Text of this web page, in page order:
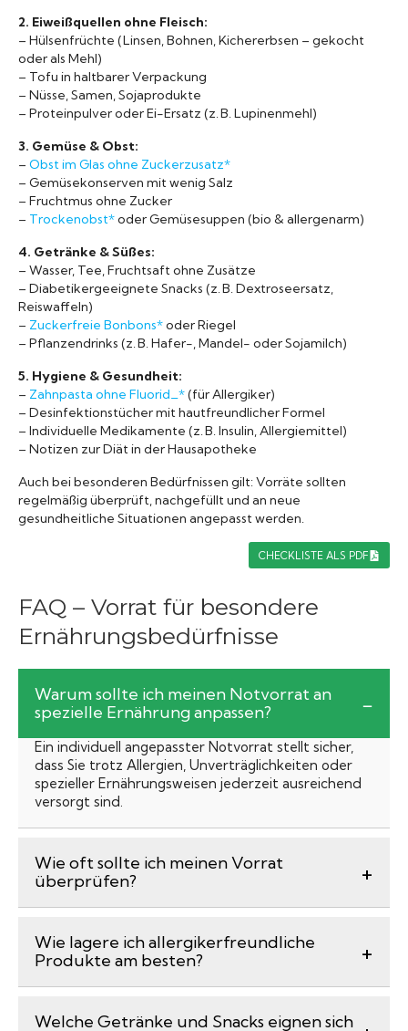
2. Eiweißquellen ohne Fleisch:
– Hülsenfrüchte (Linsen, Bohnen, Kichererbsen – gekocht
oder als Mehl)
– Tofu in haltbarer Verpackung
– Nüsse, Samen, Sojaprodukte
– Proteinpulver oder Ei-Ersatz (z. B. Lupinenmehl)
3. Gemüse & Obst:
– Obst im Glas ohne Zuckerzusatz*
– Gemüsekonserven mit wenig Salz
– Fruchtmus ohne Zucker
– Trockenobst*oder Gemüsesuppen (bio & allergenarm)
4. Getränke & Süßes:
– Wasser, Tee, Fruchtsaft ohne Zusätze
– Diabetikergeeignete Snacks (z. B. Dextroseersatz,
Reiswaffeln)
– Zuckerfreie Bonbons*oder Riegel
– Pflanzendrinks (z. B. Hafer-, Mandel- oder Sojamilch)
5. Hygiene & Gesundheit:
– Zahnpasta ohne Fluorid_*(für Allergiker)
– Desinfektionstücher mit hautfreundlicher Formel
– Individuelle Medikamente (z. B. Insulin, Allergiemittel)
– Notizen zur Diät in der Hausapotheke
Auch bei besonderen Bedürfnissen gilt: Vorräte sollten
regelmäßig überprüft, nachgefüllt und an neue
gesundheitliche Situationen angepasst werden.
CHECKLISTE ALS PDF
FAQ – Vorrat für besondere
Ernährungsbedürfnisse
Warum sollte ich meinen Notvorrat an
spezielle Ernährung anpassen?
Ein individuell angepasster Notvorrat stellt sicher,
dass Sie trotz Allergien, Unverträglichkeiten oder
spezieller Ernährungsweisen jederzeit ausreichend
versorgt sind.
Wie oft sollte ich meinen Vorrat
überprüfen?
Wie lagere ich allergikerfreundliche
Produkte am besten?
Welche Getränke und Snacks eignen sich